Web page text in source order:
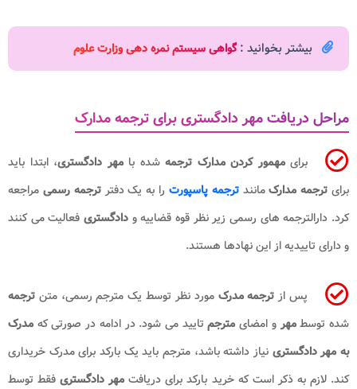
بیشتر بخوانید : گواهی سیستم نمره دهی وزارت علوم
مراحل دریافت مهر دادگستری برای ترجمه مدارک
برایمهمور کردن مدارک ترجمه شده بامهر دادگستری، ابتدا باید
برای ترجمه مدارکمانندترجمه پاسپورت را به یک دفترترجمه رسمی مراجعه
کرد. دارالترجمه های رسمی زیر نظر قوه قضاییه و دادگستری فعالیت می کنند
و دارای تاییدیه از این نهادها هستند.
پس از ترجمه مدرک مورد نظر توسط یک مترجم رسمی، متن ترجمه
شده توسطمهرو امضای مترجمتایید می شود. در ادامه در صورتی که مدرک
به مهر دادگستری نیاز داشته باشد، مترجم باید یک بارکد برای مدرک خریداری
کند. لازم به ذکر است که خرید بارکد برای دریافت مهر دادگستریفقط توسط